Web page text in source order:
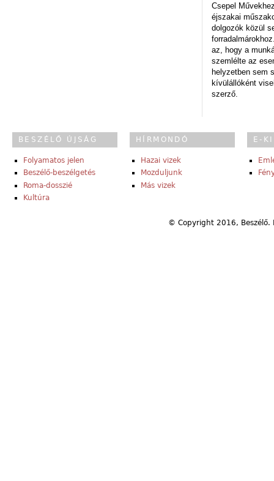
Csepel
éjszakai
dolgozók közül
az, hogy a
szemlélte az
helyzetben sem
kívülállóként
szerző.
BESZÉLŐ ÚJSÁG
Folyamatos jelen
Beszélő-beszélgetés
Roma-dosszié
Kultúra
HÍRMONDÓ
Hazai vizek
Mozduljunk
Más vizek
E-
© Copyright 2016,